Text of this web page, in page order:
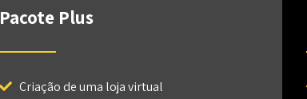
Pacote Plus
Criação de uma loja virtual